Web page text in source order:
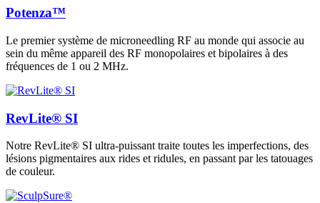
Potenza™
Le premier système de microneedling RF au monde qui associe au
sein du même appareil des RF monopolaires et bipolaires à des
fréquences de 1 ou 2 MHz.
RevLite® SI
Notre RevLite® SI ultra-puissant traite toutes les imperfections, des
lésions pigmentaires aux rides et ridules, en passant par les tatouages
de couleur.